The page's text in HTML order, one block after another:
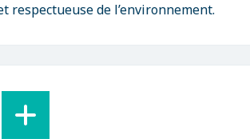
respectueuse de l’environnement.